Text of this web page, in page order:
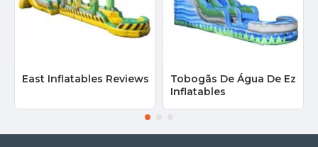
East Inflatables Reviews
Tobogãs De Água De Ez
Inflatables